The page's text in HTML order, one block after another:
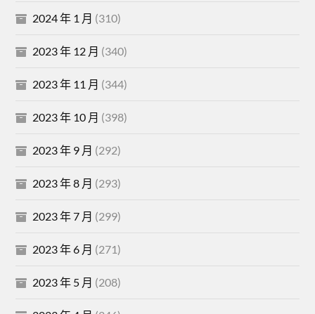
2024 年 1 月 (310)
2023 年 12 月 (340)
2023 年 11 月 (344)
2023 年 10 月 (398)
2023 年 9 月 (292)
2023 年 8 月 (293)
2023 年 7 月 (299)
2023 年 6 月 (271)
2023 年 5 月 (208)